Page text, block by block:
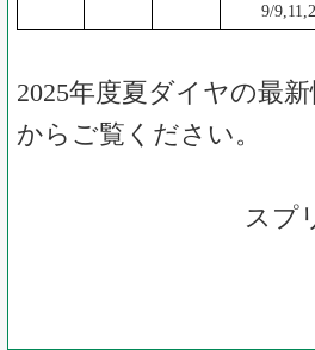
9/
2025年度夏ダイヤの最新
からご覧ください。
スプ